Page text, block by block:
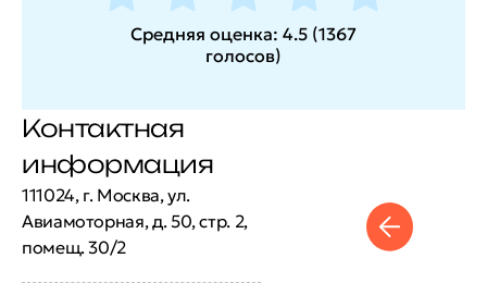
Средняя оценка: 4.5 (1367
голосов)
Контактная
информация
111024, г. Москва, ул.
Авиамоторная, д. 50, стр. 2,
помещ. 30/2